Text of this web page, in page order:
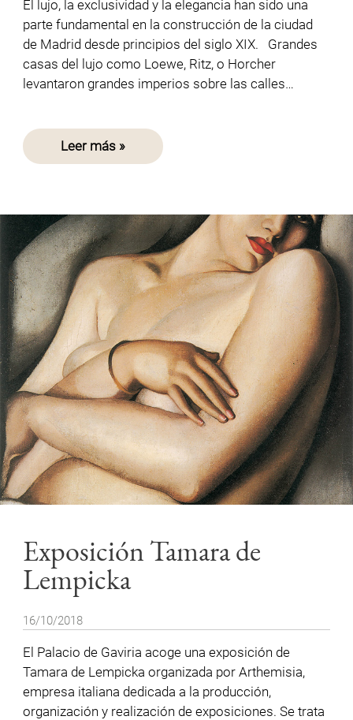
El lujo, la exclusividad y la elegancia han sido una
parte fundamental en la construcción de la ciudad
de Madrid desde principios del siglo XIX. Grandes
casas del lujo como Loewe, Ritz, o Horcher
levantaron grandes imperios sobre las calles…
Leer más »
Exposición Tamara de
Lempicka
16/10/2018
El Palacio de Gaviria acoge una exposición de
Tamara de Lempicka organizada por Arthemisia,
empresa italiana dedicada a la producción,
organización y realización de exposiciones. Se trata